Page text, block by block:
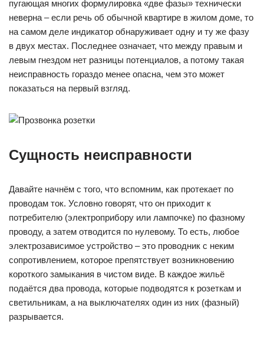
пугающая многих формулировка «две фазы» технически
неверна – если речь об обычной квартире в жилом доме, то
на самом деле индикатор обнаруживает одну и ту же фазу
в двух местах. Последнее означает, что между правым и
левым гнездом нет разницы потенциалов, а потому такая
неисправность гораздо менее опасна, чем это может
показаться на первый взгляд.
Сущность неисправности
Давайте начнём с того, что вспомним, как протекает по
проводам ток. Условно говорят, что он приходит к
потребителю (электроприбору или лампочке) по фазному
проводу, а затем отводится по нулевому. То есть, любое
электрозависимое устройство – это проводник с неким
сопротивлением, которое препятствует возникновению
короткого замыкания в чистом виде. В каждое жильё
подаётся два провода, которые подводятся к розеткам и
светильникам, а на выключателях один из них (фазный)
разрывается.